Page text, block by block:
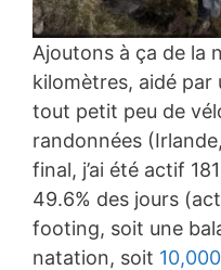
Ajoutons à ça de la
kilomètres, aidé par
tout petit peu de
randonnées
final, j’ai été actif
49.6% des jours
footing, soit une
natation, soit